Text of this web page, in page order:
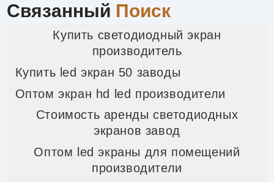
Связанный Поиск
Купить светодиодный экран
производитель
Купить led экран 50 заводы
Оптом экран hd led производители
Стоимость аренды светодиодных
экранов завод
Оптом led экраны для помещений
производители